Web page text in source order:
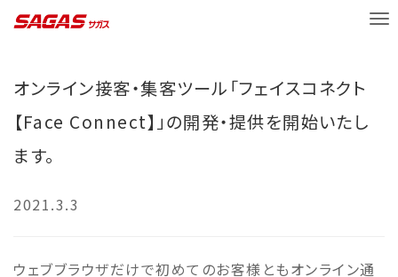
M
オンライン接客・集客ツール「フェイスコネクト
【Face Connect】」の開発・提供を開始いたし
ます。
2021.3.3
ウェブブラウザだけで初めてのお客様ともオンライン通